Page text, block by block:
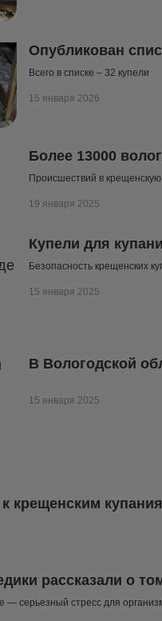
Опубликован
Всего в списке – 32 купели
15 января 2026
Более 13000
Происшествий в
19 января 2025
Купели для
Безопасность крещенских
15 января 2025
В Вологодской
15 января 2025
крещенским
рассказали о
— серьезный стресс для